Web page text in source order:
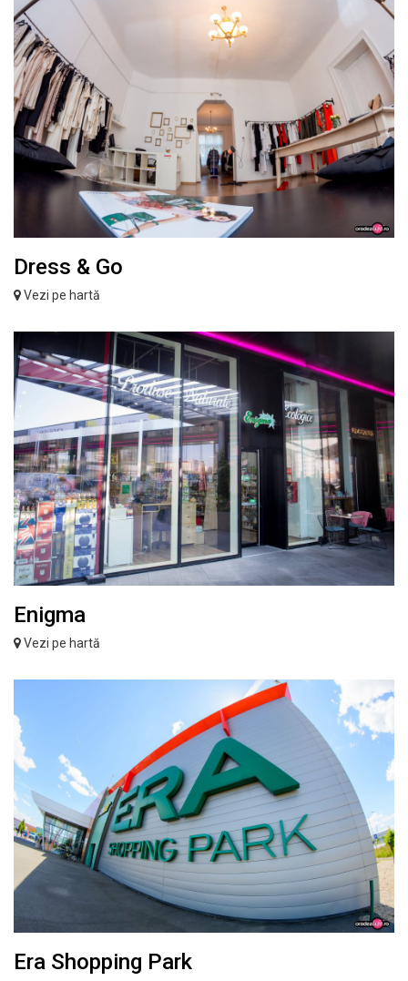
Dress & Go
Vezi pe hartă
Enigma
Vezi pe hartă
Era Shopping Park